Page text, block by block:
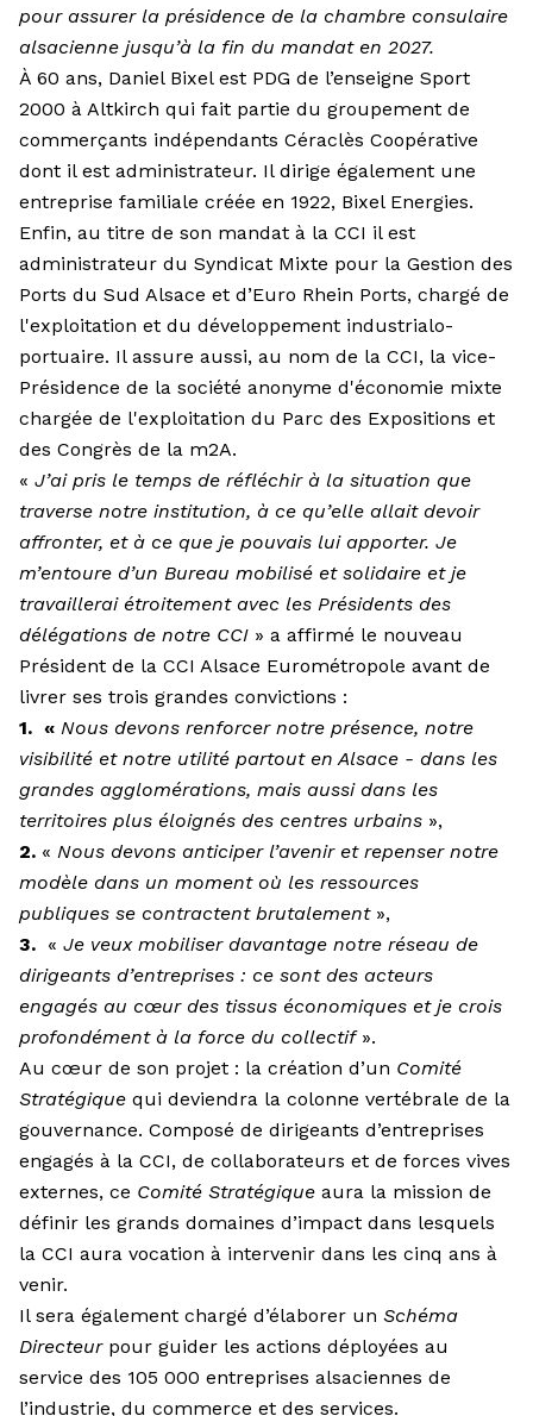
pour assurer la présidence de la chambre consulaire
alsacienne jusqu’à la fin du mandat en 2027.
À 60 ans, Daniel Bixel est PDG de l’enseigne Sport
2000 à Altkirch qui fait partie du groupement de
commerçants indépendants Céraclès Coopérative
dont il est administrateur. Il dirige également une
entreprise familiale créée en 1922, Bixel Energies.
Enfin, au titre de son mandat à la CCI il est
administrateur du Syndicat Mixte pour la Gestion des
Ports du Sud Alsace et d’Euro Rhein Ports, chargé de
l'exploitation et du développement industrialo-
portuaire. Il assure aussi, au nom de la CCI, la vice-
Présidence de la société anonyme d'économie mixte
chargée de l'exploitation du Parc des Expositions et
des Congrès de la m2A.
« J’ai pris le temps de réfléchir à la situation que
traverse notre institution, à ce qu’elle allait devoir
affronter, et à ce que je pouvais lui apporter. Je
m’entoure d’un Bureau mobilisé et solidaire et je
travaillerai étroitement avec les Présidents des
délégations de notre CCI » a affirmé le nouveau
Président de la CCI Alsace Eurométropole avant de
livrer ses trois grandes convictions :
1. « Nous devons renforcer notre présence, notre
visibilité et notre utilité partout en Alsace - dans les
grandes agglomérations, mais aussi dans les
territoires plus éloignés des centres urbains »,
2. « Nous devons anticiper l’avenir et repenser notre
modèle dans un moment où les ressources
publiques se contractent brutalement »,
3. « Je veux mobiliser davantage notre réseau de
dirigeants d’entreprises : ce sont des acteurs
engagés au cœur des tissus économiques et je crois
profondément à la force du collectif».
Au cœur de son projet : la création d’un Comité
Stratégique qui deviendra la colonne vertébrale de la
gouvernance. Composé de dirigeants d’entreprises
engagés à la CCI, de collaborateurs et de forces vives
externes, ce Comité Stratégique aura la mission de
définir les grands domaines d’impact dans lesquels
la CCI aura vocation à intervenir dans les cinq ans à
venir.
Il sera également chargé d’élaborer un Schéma
Directeurpour guider les actions déployées au
service des 105 000 entreprises alsaciennes de
l’industrie, du commerce et des services.